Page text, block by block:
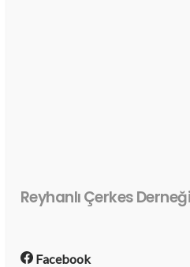
Reyhanlı Çerkes
Facebook